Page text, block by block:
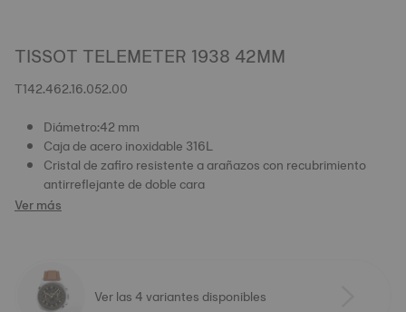
TISSOT TELEMETER 1938 42MM
T142.462.16.052.00
Diámetro:42 mm
Caja de acero inoxidable 316L
Cristal de zafiro resistente a arañazos con recubrimiento
antirreflejante de doble cara
Ver más
Ver las 4 variantes disponibles